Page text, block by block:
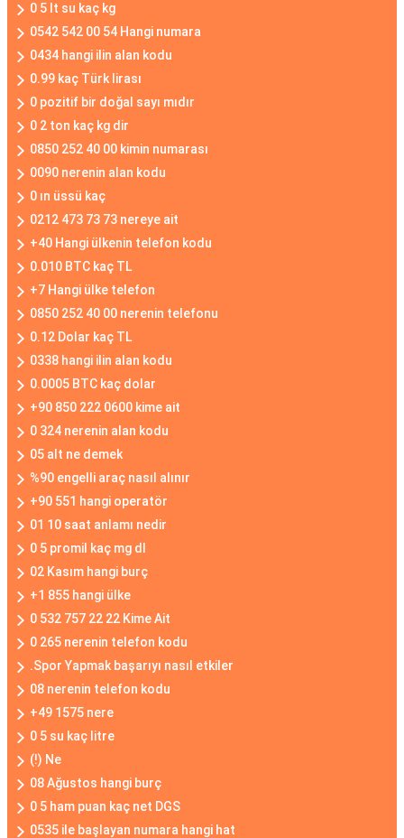
0 5 lt su kaç kg
0542 542 00 54 Hangi numara
0434 hangi ilin alan kodu
0.99 kaç Türk lirası
0 pozitif bir doğal sayı mıdır
0 2 ton kaç kg dir
0850 252 40 00 kimin numarası
0090 nerenin alan kodu
0 ın üssü kaç
0212 473 73 73 nereye ait
+40 Hangi ülkenin telefon kodu
0.010 BTC kaç TL
+7 Hangi ülke telefon
0850 252 40 00 nerenin telefonu
0.12 Dolar kaç TL
0338 hangi ilin alan kodu
0.0005 BTC kaç dolar
+90 850 222 0600 kime ait
0 324 nerenin alan kodu
05 alt ne demek
%90 engelli araç nasıl alınır
+90 551 hangi operatör
01 10 saat anlamı nedir
0 5 promil kaç mg dl
02 Kasım hangi burç
+1 855 hangi ülke
0 532 757 22 22 Kime Ait
0 265 nerenin telefon kodu
.Spor Yapmak başarıyı nasıl etkiler
08 nerenin telefon kodu
+49 1575 nere
0 5 su kaç litre
(!) Ne
08 Ağustos hangi burç
0 5 ham puan kaç net DGS
0535 ile başlayan numara hangi hat